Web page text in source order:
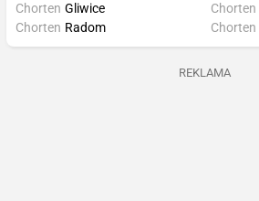
Chorten Gliwice
Chorten Radom
Chorten
Chorten
REKLAMA